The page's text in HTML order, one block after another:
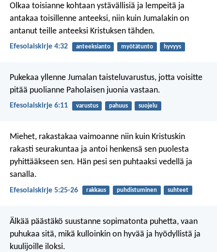
Olkaa toisianne kohtaan ystävällisiä ja lempeitä ja
antakaa toisillenne anteeksi, niin kuin Jumalakin on
antanut teille anteeksi Kristuksen tähden.
Efesolaiskirje 4:32 anteeksianto myötätunto hyvyys
Pukekaa yllenne Jumalan taisteluvarustus, jotta voisitte
pitää puolianne Paholaisen juonia vastaan.
Efesolaiskirje 6:11 varustus pahuus suojelu
Miehet, rakastakaa vaimoanne niin kuin Kristuskin
rakasti seurakuntaa ja antoi henkensä sen puolesta
pyhittääkseen sen. Hän pesi sen puhtaaksi vedellä ja
sanalla.
Efesolaiskirje 5:25-26 rakkaus puhdistuminen suhteet
Älkää päästäkö suustanne sopimatonta puhetta, vaan
puhukaa sitä, mikä kulloinkin on hyvää ja hyödyllistä ja
kuulijoille iloksi.